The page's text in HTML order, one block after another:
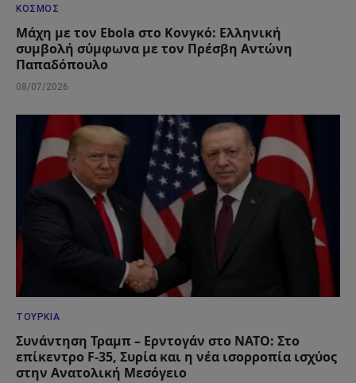
ΚΌΣΜΟΣ
Μάχη με τον Ebola στο Κονγκό: Ελληνική
συμβολή σύμφωνα με τον Πρέσβη Αντώνη
Παπαδόπουλο
08/07/2026
ΤΟΥΡΚΊΑ
Συνάντηση Τραμπ – Ερντογάν στο ΝΑΤΟ: Στο
επίκεντρο F-35, Συρία και η νέα ισορροπία ισχύος
στην Ανατολική Μεσόγειο